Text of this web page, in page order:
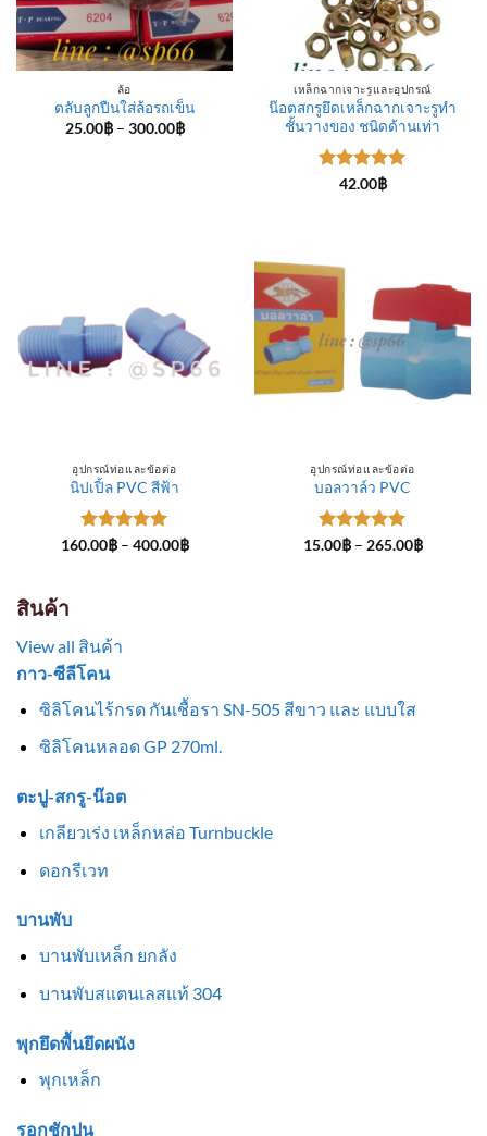
ล้อ
ตลับลูกปืนใส่ล้อรถเข็น
25.00฿ – 300.00฿Price
เหล็กฉากเจาะรูและอุปกรณ์
น๊อตสกรูยึดเหล็กฉากเจาะรูทำ
ชั้นวางของ ชนิดด้านเท่า
ให้คะแนน
42.00฿
อุปกรณ์ท่อและข้อต่อ
นิปเปิ้ล PVC สีฟ้า
ให้คะแนน
160.00฿ – 400.00฿Price
อุปกรณ์ท่อและข้อต่อ
บอลวาล์ว PVC
ให้คะแนน
15.00฿ – 265.00฿Price
สินค้า
View all สินค้า
กาว-ซีลีโคน
ซิลิโคนไร้กรด กันเชื้อรา SN-505 สีขาว และ แบบใส
ซิลิโคนหลอด GP 270ml.
ตะปู-สกรู-น๊อต
เกลียวเร่ง เหล็กหล่อ Turnbuckle
ดอกรีเวท
บานพับ
บานพับเหล็ก ยกลัง
บานพับสแตนเลสแท้ 304
พุกยึดพื้นยึดผนัง
พุกเหล็ก
รอกชักปูน